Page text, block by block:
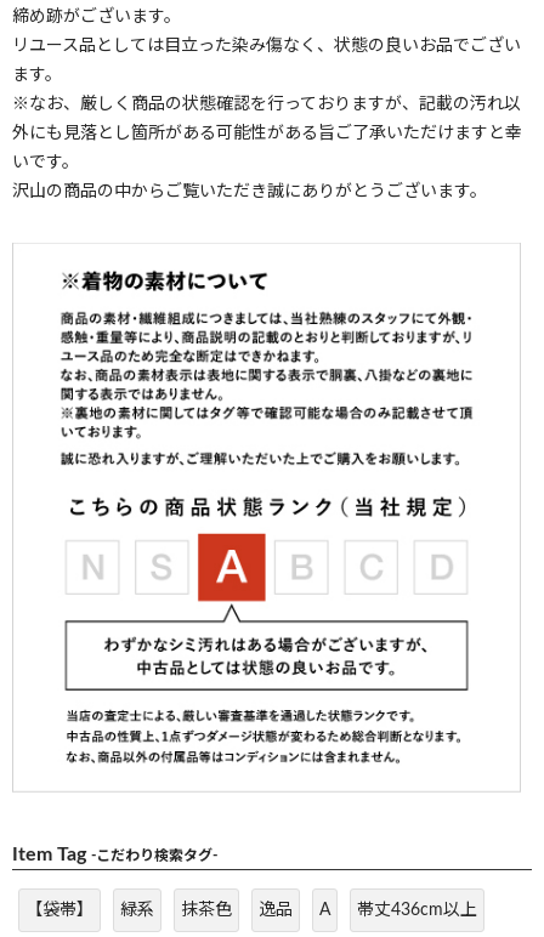
締め跡がございます。
リユース品としては目立った染み傷なく、状態の良いお品でござい
ます。
※なお、厳しく商品の状態確認を行っておりますが、記載の汚れ以
外にも見落とし箇所がある可能性がある旨ご了承いただけますと幸
いです。
沢山の商品の中からご覧いただき誠にありがとうございます。
Item Tag -こだわり検索タグ-
【袋帯】 緑系 抹茶色 逸品 A 帯丈436cm以上